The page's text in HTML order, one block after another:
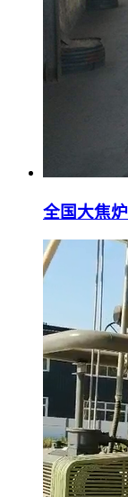
全国大焦